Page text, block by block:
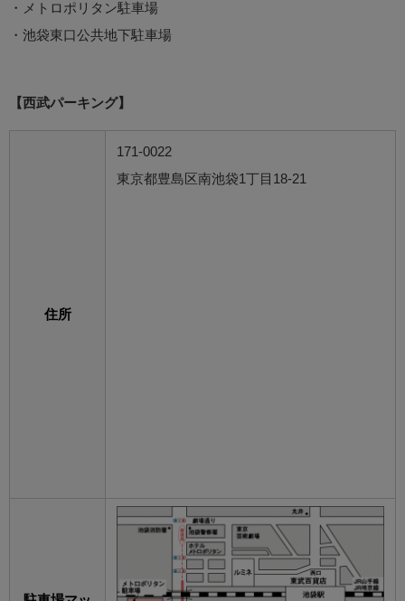
・メトロポリタン駐車場
・池袋東口公共地下駐車場
【西武パーキング】
住所
171-0022
東京都豊島区南池袋1丁目18-21